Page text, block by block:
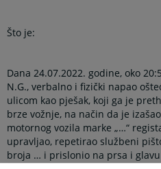
Što je:
Dana 24.07.2022. godine, oko
N.G., verbalno i fizički napao
ulicom kao pješak, koji ga je
brze vožnje, na način da je
motornog vozila marke „…“
upravljao, repetirao službeni
broja … i prislonio na prsa i